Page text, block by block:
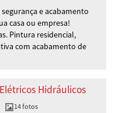
e acabamento
casa ou empresa!
Pintura residencial,
com acabamento de
Hidráulicos
14 fotos